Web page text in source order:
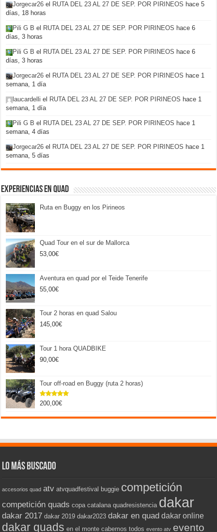
Jorgecar26 el RUTA DEL 23 AL 27 DE SEP. POR PIRINEOS hace 5
días, 18 horas
Pili G B el RUTA DEL 23 AL 27 DE SEP. POR PIRINEOS hace 6
días, 3 horas
Pili G B el RUTA DEL 23 AL 27 DE SEP. POR PIRINEOS hace 6
días, 3 horas
Jorgecar26 el RUTA DEL 23 AL 27 DE SEP. POR PIRINEOS hace 1
semana, 1 día
laucardelli el RUTA DEL 23 AL 27 DE SEP. POR PIRINEOS hace 1
semana, 1 día
Pili G B el RUTA DEL 23 AL 27 DE SEP. POR PIRINEOS hace 1
semana, 4 días
Jorgecar26 el RUTA DEL 23 AL 27 DE SEP. POR PIRINEOS hace 1
semana, 5 días
Experiencias en Quad
Ruta en Buggy en los Pirineos
Quad Tour en el sur de Mallorca
53,00€
Aventura en quad por el Teide Tenerife
55,00€
Tour 2 horas en quad Salou
145,00€
Tour 1 hora QUADBIKE
90,00€
Tour off-road en Buggy (ruta 2 horas)
Valorado
de 5
200,00€
Lo más buscado
accesorios quad atv atvquadfestival buggie competición
competición quads copa catalana quadresistencia dakar
dakar 2017 dakar 2019 dakar2023 dakar en quad dakar online
dakar quads en el monte cabemos todos evento atv evento